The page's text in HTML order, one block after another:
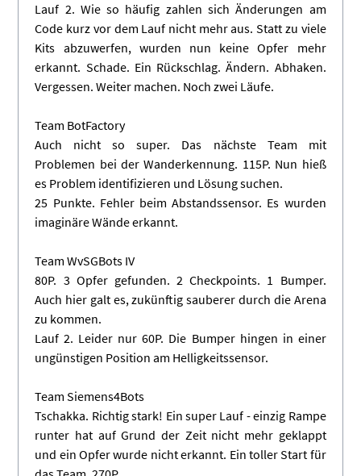
Lauf 2. Wie so häufig zahlen sich Änderungen am
Code kurz vor dem Lauf nicht mehr aus. Statt zu viele
Kits abzuwerfen, wurden nun keine Opfer mehr
erkannt. Schade. Ein Rückschlag. Ändern. Abhaken.
Vergessen. Weiter machen. Noch zwei Läufe.
Team BotFactory
Auch nicht so super. Das nächste Team mit
Problemen bei der Wanderkennung. 115P. Nun hieß
es Problem identifizieren und Lösung suchen.
25 Punkte. Fehler beim Abstandssensor. Es wurden
imaginäre Wände erkannt.
Team WvSGBots IV
80P. 3 Opfer gefunden. 2 Checkpoints. 1 Bumper.
Auch hier galt es, zukünftig sauberer durch die Arena
zu kommen.
Lauf 2. Leider nur 60P. Die Bumper hingen in einer
ungünstigen Position am Helligkeitssensor.
Team Siemens4Bots
Tschakka. Richtig stark! Ein super Lauf - einzig Rampe
runter hat auf Grund der Zeit nicht mehr geklappt
und ein Opfer wurde nicht erkannt. Ein toller Start für